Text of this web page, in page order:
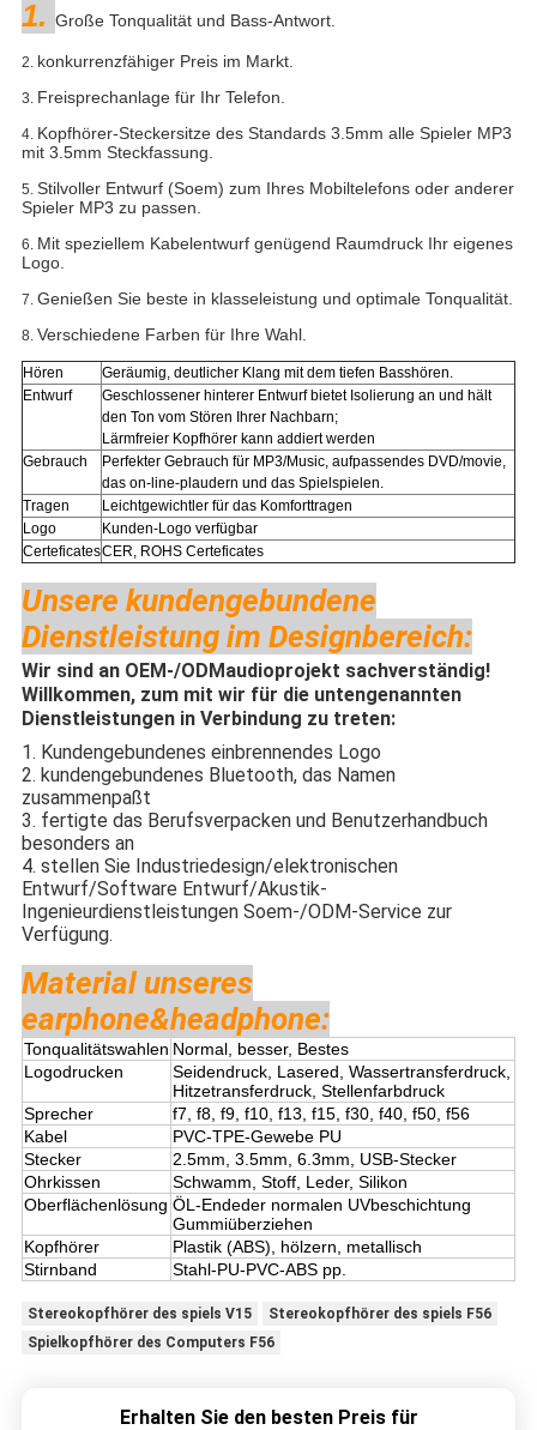
1. Große Tonqualität und Bass-Antwort.
2. konkurrenzfähiger Preis im Markt.
3. Freisprechanlage für Ihr Telefon.
4. Kopfhörer-Steckersitze des Standards 3.5mm alle Spieler MP3
mit 3.5mm Steckfassung.
5. Stilvoller Entwurf (Soem) zum Ihres Mobiltelefons oder anderer
Spieler MP3 zu passen.
6. Mit speziellem Kabelentwurf genügend Raumdruck Ihr eigenes
Logo.
7. Genießen Sie beste in klasseleistung und optimale Tonqualität.
8. Verschiedene Farben für Ihre Wahl.
Hören
Geräumig, deutlicher Klang mit dem tiefen Basshören.
Entwurf
Geschlossener hinterer Entwurf bietet Isolierung an und hält
den Ton vom Stören Ihrer Nachbarn;
Lärmfreier Kopfhörer kann addiert werden
Gebrauch
Perfekter Gebrauch für MP3/Music, aufpassendes DVD/movie,
das on-line-plaudern und das Spielspielen.
Tragen
Leichtgewichtler für das Komforttragen
Logo
Kunden-Logo verfügbar
CerteficatesCER, ROHS Certeficates
Unsere kundengebundene
Dienstleistung im Designbereich:
Wir sind an OEM-/ODMaudioprojekt sachverständig!
Willkommen, zum mit wir für die untengenannten
Dienstleistungen in Verbindung zu treten:
1. Kundengebundenes einbrennendes Logo
2. kundengebundenes Bluetooth, das Namen
zusammenpaßt
3. fertigte das Berufsverpacken und Benutzerhandbuch
besonders an
4. stellen Sie Industriedesign/elektronischen
Entwurf/Software Entwurf/Akustik-
Ingenieurdienstleistungen Soem-/ODM-Service zur
Verfügung.
Material unseres
earphone&headphone:
Tonqualitätswahlen Normal, besser, Bestes
Logodrucken
Seidendruck, Lasered, Wassertransferdruck,
Hitzetransferdruck, Stellenfarbdruck
Sprecher
f7, f8, f9, f10, f13, f15, f30, f40, f50, f56
Kabel
PVC-TPE-Gewebe PU
Stecker
2.5mm, 3.5mm, 6.3mm, USB-Stecker
Ohrkissen
Schwamm, Stoff, Leder, Silikon
Oberflächenlösung ÖL-Endeder normalen UVbeschichtung
Gummiüberziehen
Kopfhörer
Plastik (ABS), hölzern, metallisch
Stirnband
Stahl-PU-PVC-ABS pp.
Stereokopfhörer des spiels V15
Stereokopfhörer des spiels F56
Spielkopfhörer des Computers F56
Erhalten Sie den besten Preis für